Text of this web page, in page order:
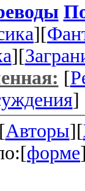
][
][
[
]
[Авторы][
форме